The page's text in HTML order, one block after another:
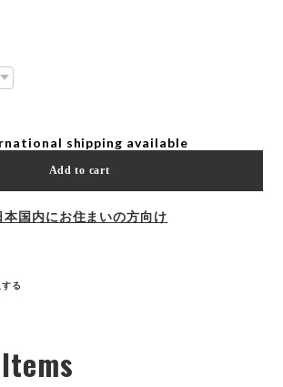
shipping available
Add to cart
本国内にお住まいの方向け
る